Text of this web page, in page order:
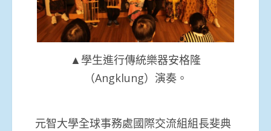
▲學生進行傳統樂器安格隆
（Angklung）演奏。
元智大學全球事務處國際交流組組長斐典